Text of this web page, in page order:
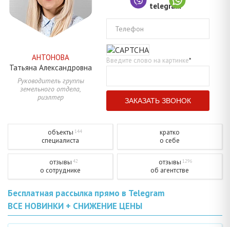
АНТОНОВА
Татьяна Александровна
Руководитель группы
земельного отдела,
риэлтер
Телефон
Введите слово на картинке*
объекты 144
специалиста
кратко
о себе
отзывы 42
о сотруднике
отзывы 1296
об агентстве
Бесплатная рассылка прямо в Telegram
ВСЕ НОВИНКИ + СНИЖЕНИЕ ЦЕНЫ